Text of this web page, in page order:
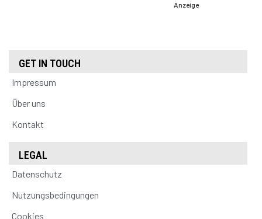
Anzeige
GET IN TOUCH
Impressum
Über uns
Kontakt
LEGAL
Datenschutz
Nutzungsbedingungen
Cookies